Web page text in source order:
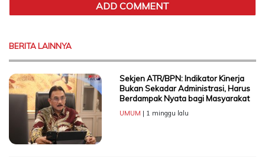
BERITA LAINNYA
Sekjen ATR/BPN: Indikator Kinerja
Bukan Sekadar Administrasi, Harus
Berdampak Nyata bagi Masyarakat
UMUM | 1 minggu lalu